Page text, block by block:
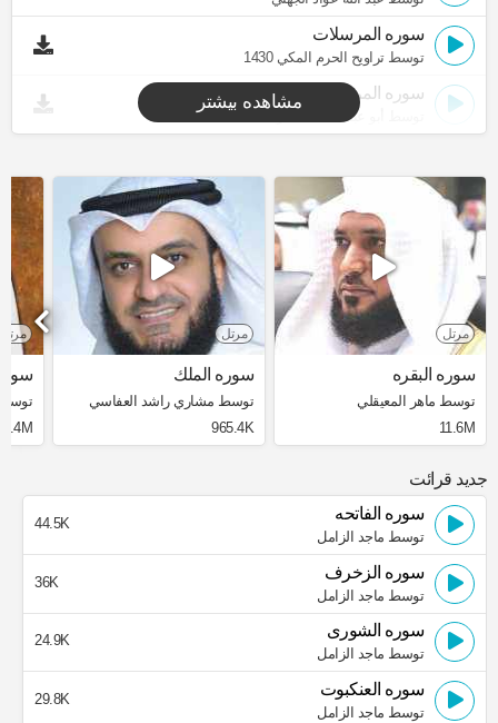
سوره المرسلات
توسط تراويح الحرم المكي 1430
سوره المرسلات
توسط أبو عبد الله المظفر
مشاهده بیشتر
مرتل
سوره البقره
توسط ماهر المعيقلي
11.6M
مرتل
سوره الملك
توسط مشاري راشد العفاسي
965.4K
مرتل
8.4M
جدید قرائت
سوره الفاتحه
توسط ماجد الزامل
44.5K
سوره الزخرف
توسط ماجد الزامل
36K
سوره الشورى
توسط ماجد الزامل
24.9K
سوره العنكبوت
توسط ماجد الزامل
29.8K